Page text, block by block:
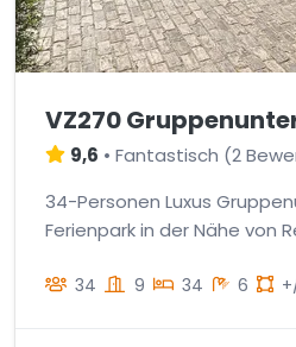
VZ270
9,6 • Fantastisch (2
34-Personen Luxus
Ferienpark in der Nähe von
34 9 34 6